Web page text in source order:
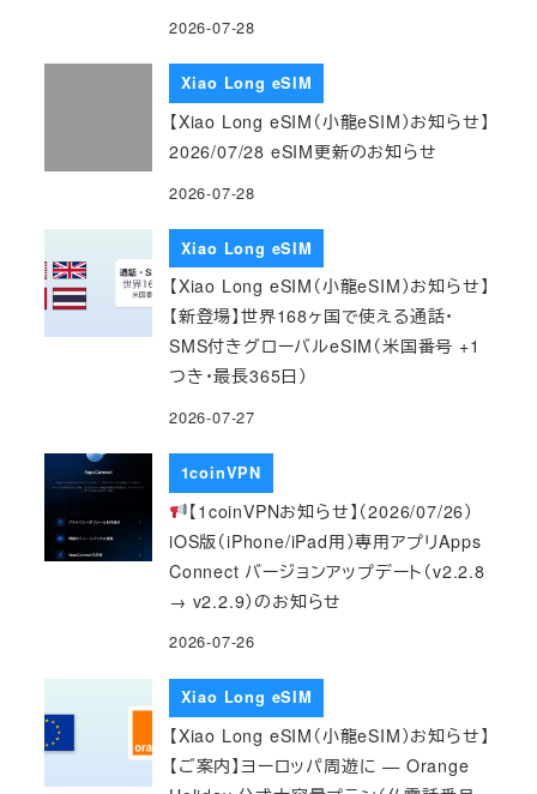
2026-07-28
Xiao Long eSIM
【Xiao Long eSIM（小龍eSIM）お知らせ】
2026/07/28 eSIM更新のお知らせ
2026-07-28
Xiao Long eSIM
【Xiao Long eSIM（小龍eSIM）お知らせ】
【新登場】世界168ヶ国で使える通話・
SMS付きグローバルeSIM（米国番号 +1
つき・最長365日）
2026-07-27
1coinVPN
【1coinVPNお知らせ】（2026/07/26）
iOS版（iPhone/iPad用）専用アプリApps
Connect バージョンアップデート（v2.2.8
→ v2.2.9）のお知らせ
2026-07-26
Xiao Long eSIM
【Xiao Long eSIM（小龍eSIM）お知らせ】
【ご案内】ヨーロッパ周遊に — Orange